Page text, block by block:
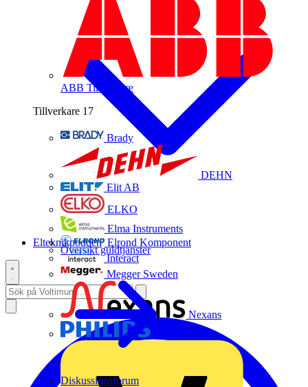
ABB Tillverkare
Tillverkare 17
Brady
DEHN
Elit AB
ELKO
Elma Instruments
Elrond Komponent
Interact
Megger Sweden
Nexans
Översikt guldtjänster
Diskussionsforum
Elteknikpodden